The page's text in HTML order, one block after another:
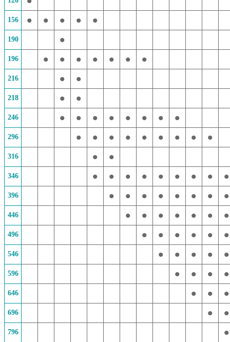
156 • • • • •
190 •
196 • • • • • • •
216 • •
218 • •
246 • • • • • • • •
296 • • • • • • • • •
316 • •
346 • • • • • • • • •
396 • • • • • • • •
446 • • • • • • •
496 • • • • • •
546 • • • • •
596 • • • •
646 • • •
696 • •
796 •